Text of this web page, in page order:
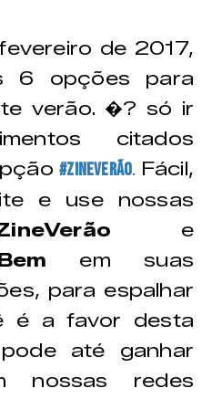
de 2017,
6 opções para
verão. �? só ir
citados
#ZineVerão. Fácil,
e use nossas
e
em suas
para espalhar
é a favor desta
até ganhar
nossas redes